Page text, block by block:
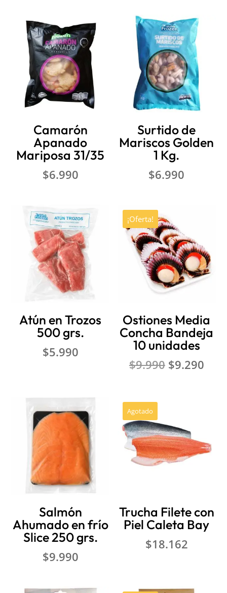
Camarón
Apanado
Mariposa 31/35
$6.990
Surtido de
Mariscos Golden
1 Kg.
$6.990
Atún en Trozos
500 grs.
$5.990
¡Oferta!
Ostiones Media
Concha Bandeja
10 unidades
$9.990 El
$9.290El
Salmón
Ahumado en frío
Slice 250 grs.
$9.990
Agotado
Trucha Filete con
Piel Caleta Bay
$18.162